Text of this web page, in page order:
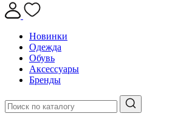
Новинки
Одежда
Обувь
Аксессуары
Бренды